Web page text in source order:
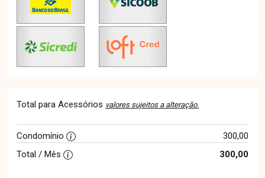
Total para Acessórios valores sujeitos a alteração.
Condomínio
300,00
Total / Mês
300,00